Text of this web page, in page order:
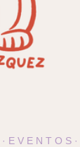
E V E N T O S